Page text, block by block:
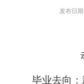
发布日
毕业去向